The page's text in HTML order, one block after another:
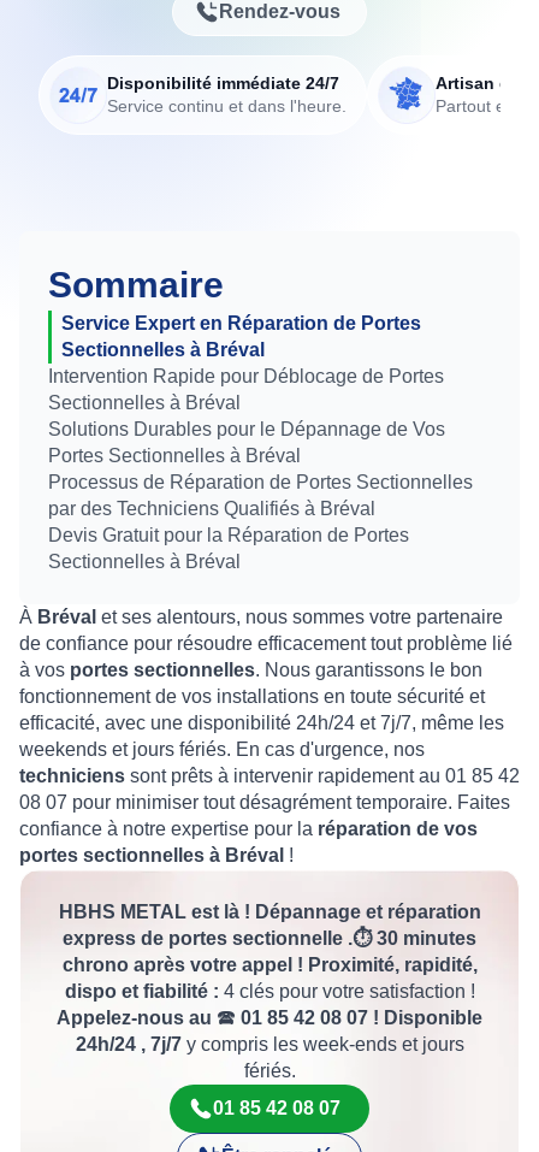
Rendez-vous
Disponibilité immédiate 24/7
Service continu et dans l'heure.
Artisan de
Partout en
Sommaire
Service Expert en Réparation de Portes
Sectionnelles à Bréval
Intervention Rapide pour Déblocage de Portes
Sectionnelles à Bréval
Solutions Durables pour le Dépannage de Vos
Portes Sectionnelles à Bréval
Processus de Réparation de Portes Sectionnelles
par des Techniciens Qualifiés à Bréval
Devis Gratuit pour la Réparation de Portes
Sectionnelles à Bréval
À Bréval et ses alentours, nous sommes votre partenaire
de confiance pour résoudre efficacement tout problème lié
à vos portes sectionnelles. Nous garantissons le bon
fonctionnement de vos installations en toute sécurité et
efficacité, avec une disponibilité 24h/24 et 7j/7, même les
weekends et jours fériés. En cas d'urgence, nos
techniciens sont prêts à intervenir rapidement au 01 85 42
08 07 pour minimiser tout désagrément temporaire. Faites
confiance à notre expertise pour la réparation de vos
portes sectionnelles à Bréval !
HBHS METAL est là ! Dépannage et réparation
express de portes sectionnelle .⏱️ 30 minutes
chrono après votre appel ! Proximité, rapidité,
dispo et fiabilité : 4 clés pour votre satisfaction !
Appelez-nous au 🕿 01 85 42 08 07 ! Disponible
24h/24 , 7j/7 y compris les week-ends et jours
fériés.
01 85 42 08 07